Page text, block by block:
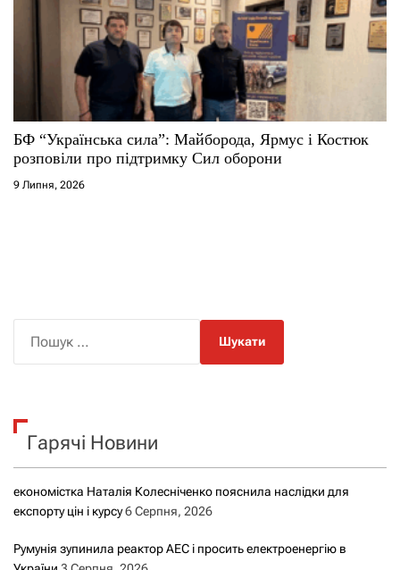
БФ “Українська сила”: Майборода, Ярмус і Костюк
розповіли про підтримку Сил оборони
9 Липня, 2026
к
Гарячі Новини
економістка Наталія Колесніченко пояснила наслідки для
експорту цін і курсу6 Серпня, 2026
Румунія зупинила реактор АЕС і просить електроенергію в